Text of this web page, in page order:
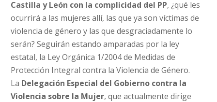
Castilla y León con la complicidad del PP, ¿qué les
ocurrirá a las mujeres allí, las que ya son víctimas de
violencia de género y las que desgraciadamente lo
serán? Seguirán estando amparadas por la ley
estatal, la Ley Orgánica 1/2004 de Medidas de
Protección Integral contra la Violencia de Género.
La Delegación Especial del Gobierno contra la
Violencia sobre la Mujer, que actualmente dirige